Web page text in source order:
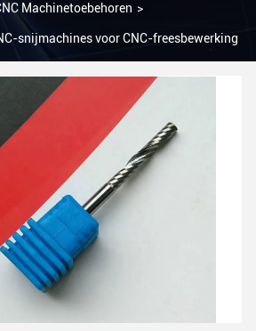
Machinetoebehoren >
snijmachines voor CNC-freesbewerking